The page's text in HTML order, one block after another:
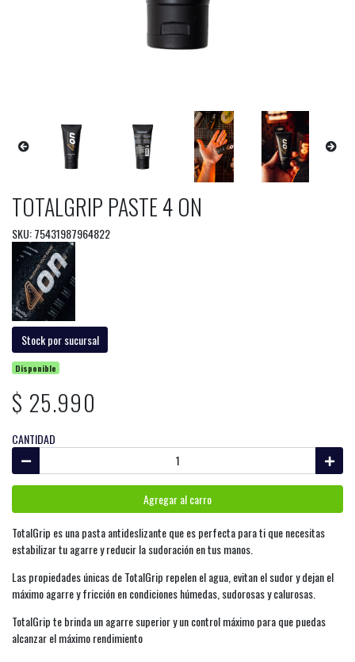
TOTALGRIP PASTE 4 ON
SKU: 75431987964822
Stock por sucursal
Disponible
$ 25.990
CANTIDAD
Agregar al carro
TotalGrip es una pasta antideslizante que es perfecta para ti que necesitas
estabilizar tu agarre y reducir la sudoración en tus manos.
Las propiedades únicas de TotalGrip repelen el agua, evitan el sudor y dejan el
máximo agarre y fricción en condiciones húmedas, sudorosas y calurosas.
TotalGrip te brinda un agarre superior y un control máximo para que puedas
alcanzar el máximo rendimiento